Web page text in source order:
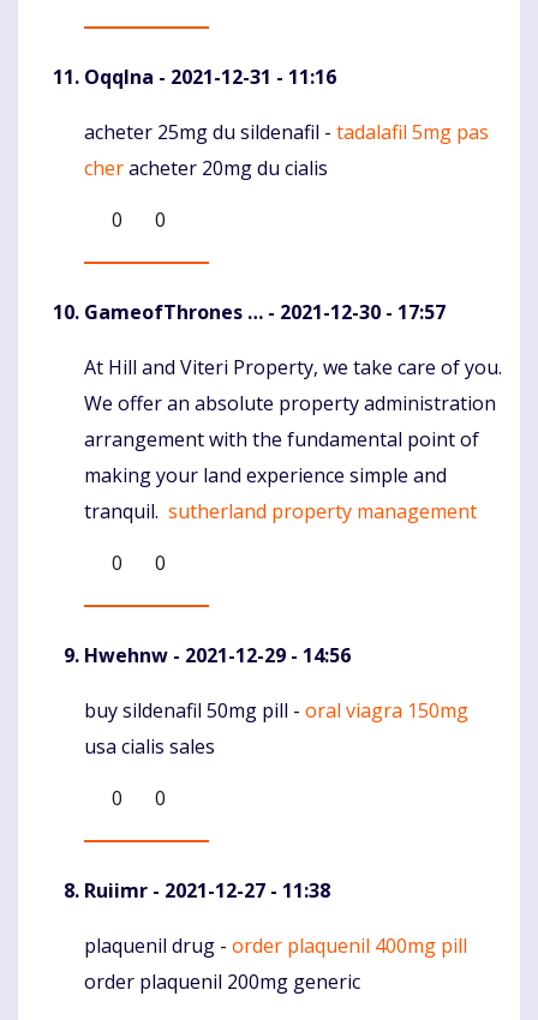
Oqqlna - 2021-12-31 - 11:16
Komentaras
acheter 25mg du sildenafil - tadalafil 5mg pas
cheracheter 20mg du cialis
0
0
GameofThrones … - 2021-12-30 - 17:57
Komentaras
At Hill and Viteri Property, we take care of you.
We offer an absolute property administration
arrangement with the fundamental point of
making your land experience simple and
tranquil. sutherland property management
0
0
Hwehnw - 2021-12-29 - 14:56
Komentaras
buy sildenafil 50mg pill - oral viagra 150mg
usa cialis sales
0
0
Ruiimr - 2021-12-27 - 11:38
Komentaras
plaquenil drug - order plaquenil 400mg pill
order plaquenil 200mg generic